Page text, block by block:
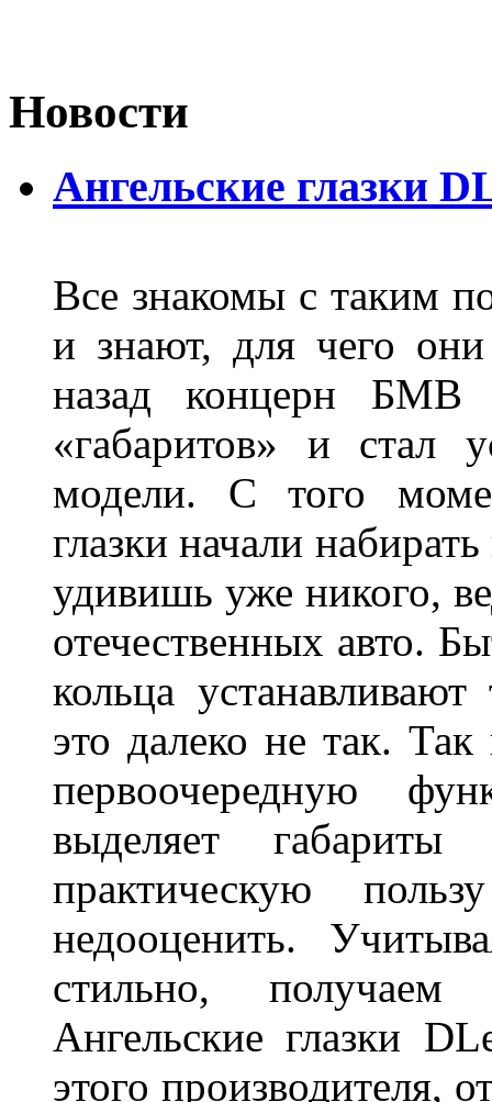
Новости
Ангельские глазки
Все знакомы с таким
и знают, для чего
назад концерн БМВ
«габаритов» и стал
модели. С того
глазки начали
удивишь уже никого,
отечественных авто.
кольца
это далеко не так. Так
первоочередную
выделяет
практическую
недооценить.
стильно,
Ангельские глазки
этого производителя,